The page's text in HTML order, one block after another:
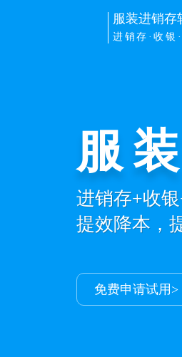
服装进销存
进销存·收银
服
进销存+收
提效降本，
免费申请试用>